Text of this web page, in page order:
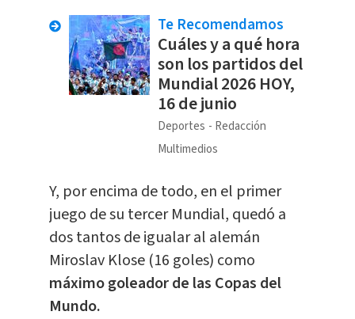
Te Recomendamos
Cuáles y a qué hora
son los partidos del
Mundial 2026 HOY,
16 de junio
Deportes
Redacción
Multimedios
Y, por encima de todo, en el primer
juego de su tercer Mundial, quedó a
dos tantos de igualar al alemán
Miroslav Klose (16 goles) como
máximo goleador de las Copas del
Mundo.